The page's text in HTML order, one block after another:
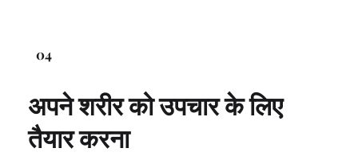
04
अपने शरीर को उपचार के लिए
तैयार करना